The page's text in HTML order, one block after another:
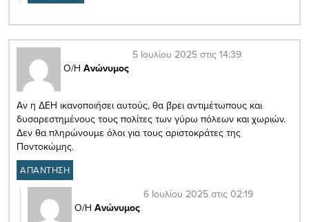
Ο/Η Ανώνυμος
5 Ιουλίου 2025 στις 14:39
Αν η ΔΕΗ ικανοποιήσει αυτούς, θα βρει αντιμέτωπους και
δυσαρεστημένους τους πολίτες των γύρω πόλεων και χωριών.
Δεν θα πληρώνουμε όλοι για τους αριστοκράτες της
Ποντοκώμης.
ΑΠΑΝΤΗΣΗ
Ο/Η Ανώνυμος
6 Ιουλίου 2025 στις 02:19